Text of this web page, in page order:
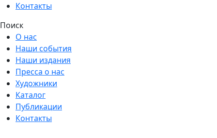
Контакты
Поиск
О нас
Наши события
Наши издания
Пресса о нас
Художники
Каталог
Публикации
Контакты